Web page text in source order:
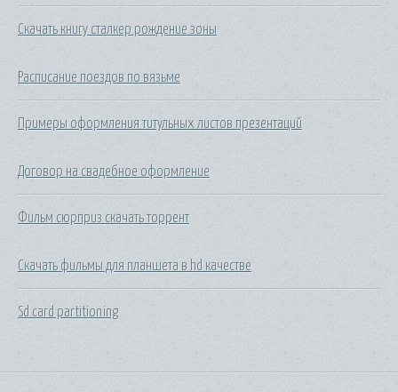
Скачать книгу сталкер рождение зоны
Расписание поездов по вязьме
Примеры оформления титульных листов презентаций
Договор на свадебное оформление
Фильм сюрприз скачать торрент
Скачать фильмы для планшета в hd качестве
Sd card partitioning